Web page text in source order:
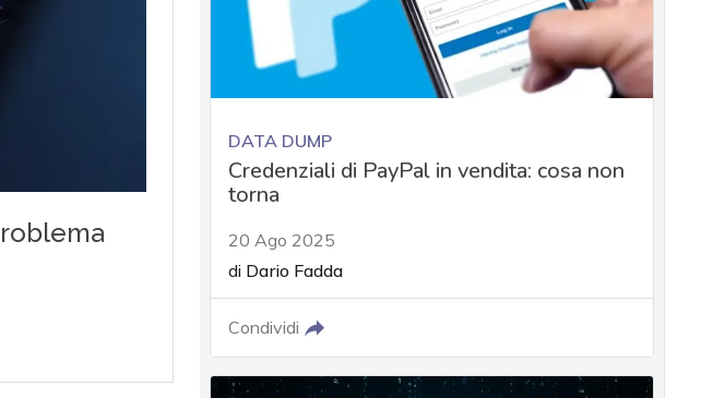
DATA DUMP
Credenziali di PayPal in vendita: cosa non
torna
20 Ago 2025
di Dario Fadda
Condividi